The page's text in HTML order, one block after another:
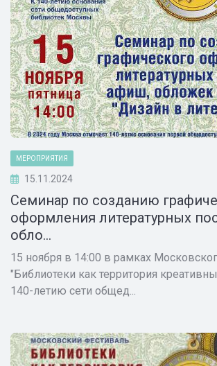
МЕРОПРИЯТИЯ
15.11.2024
Семинар по созданию
оформления литературных
обло...
15 ноября в 14:00 в рамках
"Библиотеки как территория
140-летию сети общед...